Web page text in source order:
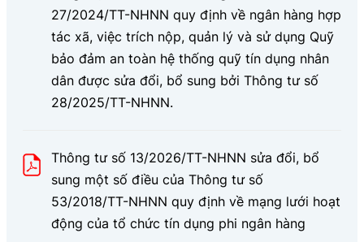
27/2024/TT-NHNN quy định về ngân hàng hợp
tác xã, việc trích nộp, quản lý và sử dụng Quỹ
bảo đảm an toàn hệ thống quỹ tín dụng nhân
dân được sửa đổi, bổ sung bởi Thông tư số
28/2025/TT-NHNN.
Thông tư số 13/2026/TT-NHNN sửa đổi, bổ
sung một số điều của Thông tư số
53/2018/TT-NHNN quy định về mạng lưới hoạt
động của tổ chức tín dụng phi ngân hàng